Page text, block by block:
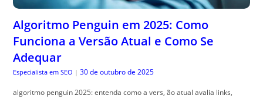
Algoritmo Penguin em 2025: Como
Funciona a Versão Atual e Como Se
Adequar
Especialista em SEO | 30 de outubro de 2025
algoritmo penguin 2025: entenda como a vers, ão atual avalia links,